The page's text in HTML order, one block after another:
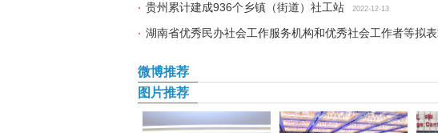
贵州累计建成936个乡镇（街道）社工站 2022-12-13
湖南省优秀民办社会工作服务机构和优秀社会工作者等拟
微博推荐
图片推荐